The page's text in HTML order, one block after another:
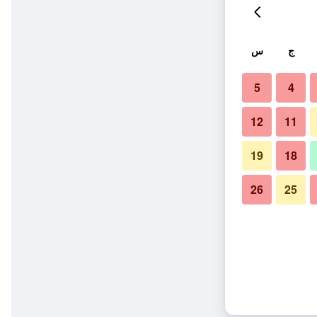
ج س
4
5
11
12
18
19
25
26